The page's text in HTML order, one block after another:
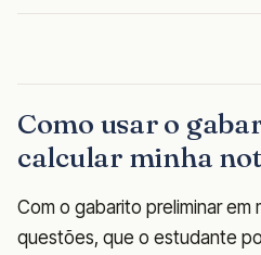
Como usar o
calcular minha
Com o gabarito preliminar em
questões, que o estudante